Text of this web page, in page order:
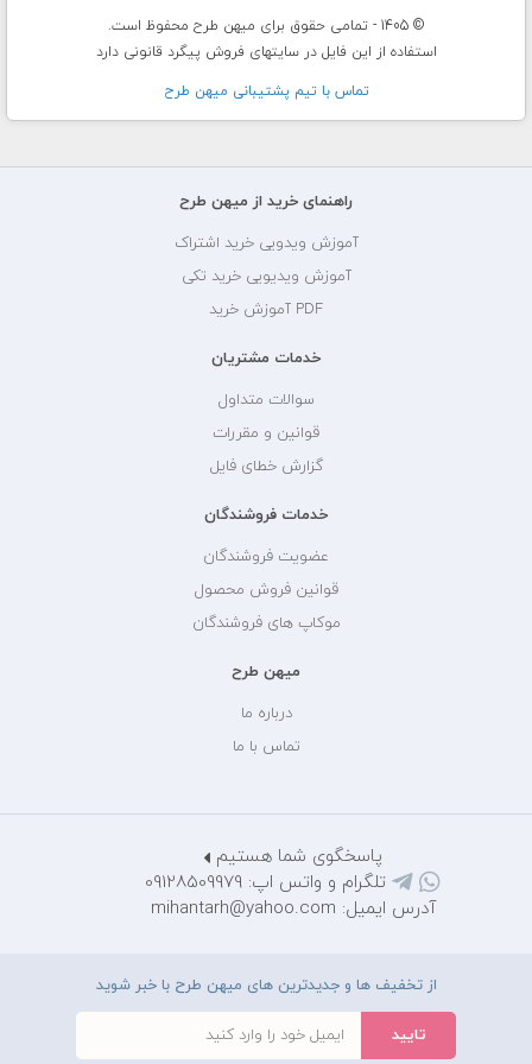
© 1405 - تمامی حقوق برای میهن طرح محفوظ است.
استفاده از این فایل در سایتهای فروش پیگرد قانونی دارد
تماس با تيم پشتيبانی ميهن طرح
راهنمای خرید از میهن طرح
آموزش ویدویی خرید اشتراک
آموزش ویدیویی خرید تکی
PDF آموزش خرید
خدمات مشتریان
سوالات متداول
قوانین و مقررات
گزارش خطای فایل
خدمات فروشندگان
عضویت فروشندگان
قوانین فروش محصول
موکاپ های فروشندگان
میهن طرح
درباره ما
تماس با ما
پاسخگوی شما هستیم
تلگرام و واتس اپ: 09128509979
آدرس ایمیل: mihantarh@yahoo.com
از تخفیف ها و جدیدترین های میهن طرح با خبر شوید